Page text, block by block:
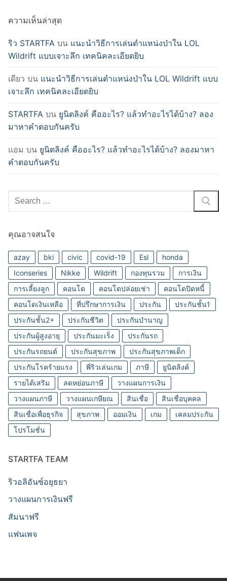
ความเห็นล่าสุด
ริว STARTFA บน แนะนำวิธีการเล่นตำแหน่งป่าใน LOL
Wildrift แบบเจาะลึก เทคนิคละเอียดยิบ
เดียว บน แนะนำวิธีการเล่นตำแหน่งป่าใน LOL Wildrift แบบ
เจาะลึก เทคนิคละเอียดยิบ
STARTFA บน ยูนิตลิงค์ คืออะไร? แล้วทำอะไรได้บ้าง? ลอง
มาหาคำตอบกันครับ
แอม บน ยูนิตลิงค์ คืออะไร? แล้วทำอะไรได้บ้าง? ลองมาหา
คำตอบกันครับ
Search
for:
คุณอาจสนใจ
azay bki civic covid-19 Esl
honda
Iconseries
Nikke Wildrift กองทุนรวม
การเงิน
การเลี้ยงลูก
คอนโด คอนโดปล่อยเช่า
คอนโดปิดหนี้
คอนโดเงินเหลือ
ที่ปรึกษาการเงิน ประกัน
ประกันชั้น1
ประกันชั้น2+
ประกันชีวิต
ประกันบำนาญ
ประกันผู้สูงอายุ
ประกันมะเร็ง
ประกันรถ
ประกันรถยนต์
ประกันสุขภาพ
ประกันสุขภาพเด็ก
ประกันโรคร้ายแรง
พี่ริวเล่นเกม ภาษี
ยูนิตลิงค์
รายได้เสริม
ลดหย่อนภาษี
วางแผนการเงิน
วางแผนภาษี
วางแผนเกษียณ สินเชื่อ
สินเชื่อบุคคล
สินเชื่อเพื่อธุรกิจ
สุขภาพ ออมเงิน เกม
เคลมประกัน
โปรโมชั่น
STARTFA TEAM
ริวอลิอันซ์อยุธยา
วางแผนการเงินฟรี
สัมนาฟรี
แฟนเพจ